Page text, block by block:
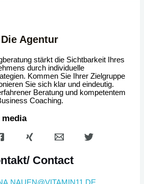
Die Agentur
stärkt die Sichtbarkeit Ihres
durch individuelle
Kommen Sie Ihrer Zielgruppe
Sie sich klar und eindeutig.
Beratung und kompetentem
Coaching.
Contact